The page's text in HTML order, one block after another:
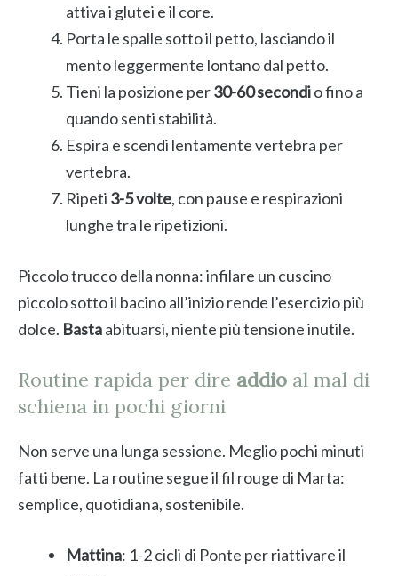
attiva i glutei e il core.
Porta le spalle sotto il petto, lasciando il
mento leggermente lontano dal petto.
Tieni la posizione per30-60 secondio fino a
quando senti stabilità.
Espira e scendi lentamente vertebra per
vertebra.
Ripeti 3-5 volte, con pause e respirazioni
lunghe tra le ripetizioni.
Piccolo trucco della nonna: infilare un cuscino
piccolo sotto il bacino all’inizio rende l’esercizio più
dolce. Bastaabituarsi, niente più tensione inutile.
Routine rapida per dire addio al mal di
schiena in pochi giorni
Non serve una lunga sessione. Meglio pochi minuti
fatti bene. La routine segue il fil rouge di Marta:
semplice, quotidiana, sostenibile.
Mattina: 1-2 cicli di Ponte per riattivare il